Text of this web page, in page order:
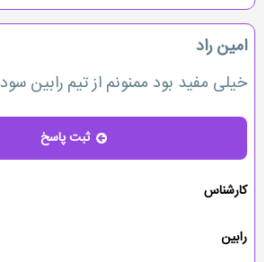
امین راد
خیلی مفید بود ممنونم از تیم رابین سود
ثبت پاسخ
کارشناس
رابین